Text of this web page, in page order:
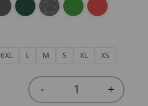
6XL L M S XL XS
Quantity
- +